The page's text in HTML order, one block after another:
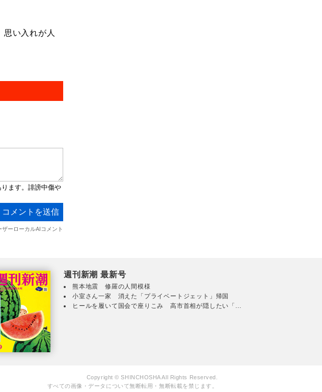
思い入れが人
週刊新潮 最新号
熊本地震 修羅の人間模様
小室さん一家 消えた「プライベートジェット」帰国
ヒールを履いて国会で座りこみ 高市首相が隠したい「...
Copyright © SHINCHOSHA All Rights Reserved.
すべての画像・データについて無断転用・無断転載を禁じます。